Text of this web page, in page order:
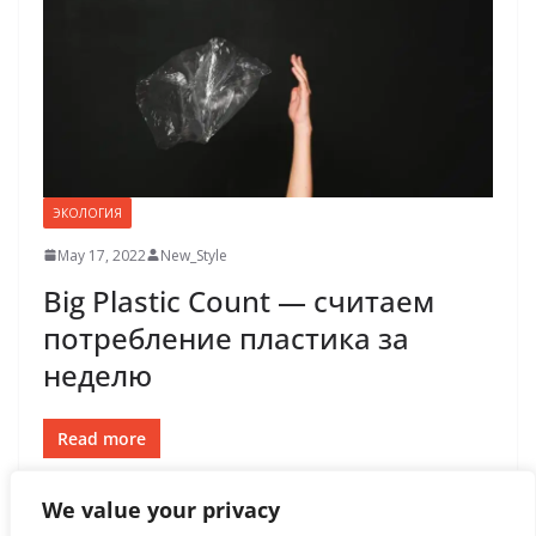
We value your privacy
ЭКОЛОГИЯ
May 17, 2022 New_Style
Big Plastic Count — считаем
потребление пластика за
неделю
Read more